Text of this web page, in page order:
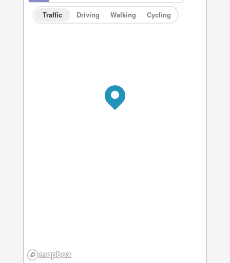
Traffic Driving Walking Cycling